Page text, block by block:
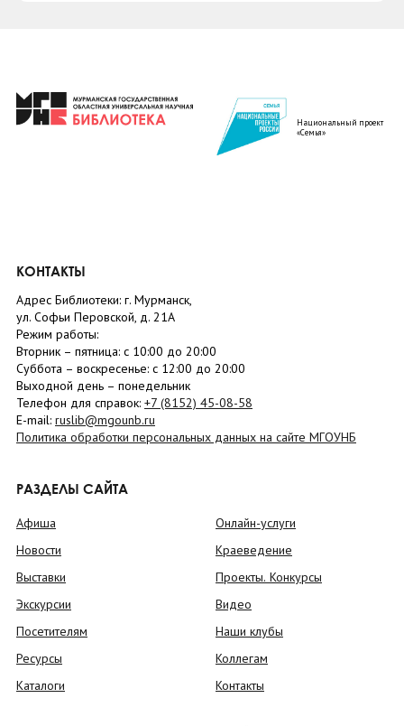
Национальный проект
«Семья»
КОНТАКТЫ
Адрес Библиотеки: г. Мурманск,
ул. Софьи Перовской, д. 21А
Режим работы:
Вторник – пятница: с 10:00 до 20:00
Суббота – воскресенье: c 12:00 до 20:00
Выходной день – понедельник
Телефон для справок: +7 (8152) 45-08-58
E-mail: ruslib@mgounb.ru
Политика обработки персональных данных на сайте МГОУНБ
РАЗДЕЛЫ САЙТА
Афиша
Новости
Выставки
Экскурсии
Посетителям
Ресурсы
Каталоги
Онлайн-услуги
Краеведение
Проекты. Конкурсы
Видео
Наши клубы
Коллегам
Контакты